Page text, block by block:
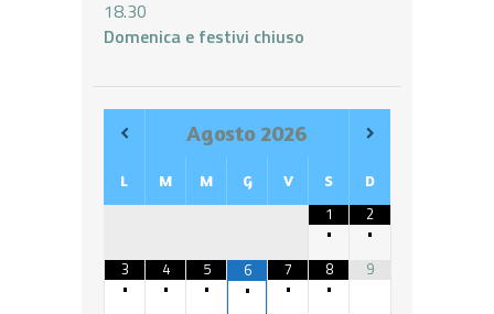
18.30
Domenica e festivi chiuso
Agosto 2026
L M M G V S D
1
•
2
•
3
•
4
•
5
•
6
•
7
•
8
•
9